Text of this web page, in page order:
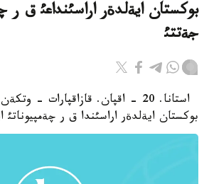
بوكستان ايةلدةر اراسئنداعئ ق ر
جةتتئ
استانا. 20 - اقپان. قازاقپارات -
بوكستان ايةلدةر اراسئندا ق ر چةمپيوناتئ